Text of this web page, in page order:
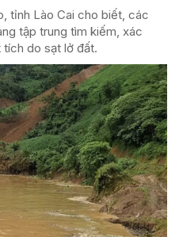
tỉnh Lào Cai cho biết, các
tập trung tìm kiếm, xác
tích do sạt lở đất.